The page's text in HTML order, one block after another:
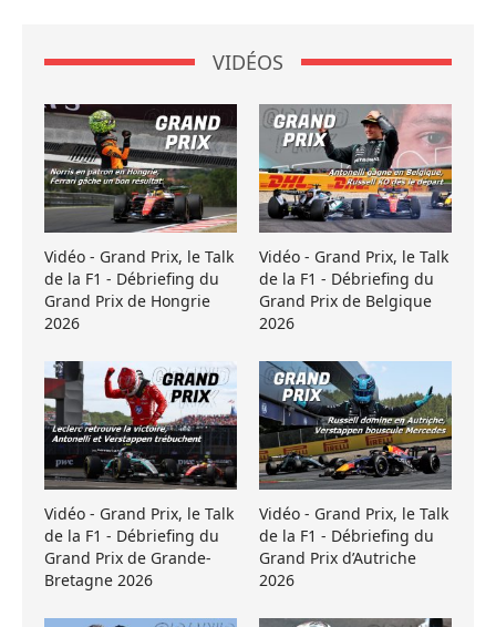
VIDÉOS
Vidéo - Grand Prix, le Talk
de la F1 - Débriefing du
Grand Prix de Hongrie
2026
Vidéo - Grand Prix, le Talk
de la F1 - Débriefing du
Grand Prix de Belgique
2026
Vidéo - Grand Prix, le Talk
de la F1 - Débriefing du
Grand Prix de Grande-
Bretagne 2026
Vidéo - Grand Prix, le Talk
de la F1 - Débriefing du
Grand Prix d’Autriche
2026